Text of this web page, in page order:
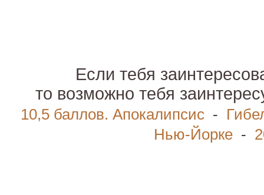
Если тебя
то возможно тебя
10,5 баллов. Апокалипсис -
Нью-Йорке-